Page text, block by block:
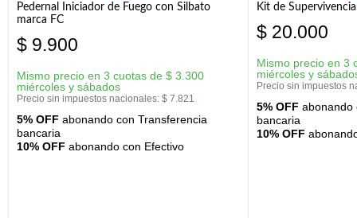
Pedernal Iniciador de Fuego con Silbato
marca FC
$ 9.900
Mismo precio en 3 cuotas de $ 3.300
miércoles y sábados
Precio sin impuestos nacionales: $ 7.821
5% OFF abonando con Transferencia
bancaria
10% OFF abonando con Efectivo
Kit de
$ 20.000
Mismo precio en 3
miércoles y
Precio sin impuestos
5% OFF abonando
bancaria
10% OFF